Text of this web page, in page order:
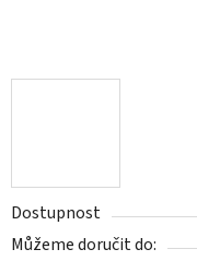
Dostupnost
Můžeme doručit do: